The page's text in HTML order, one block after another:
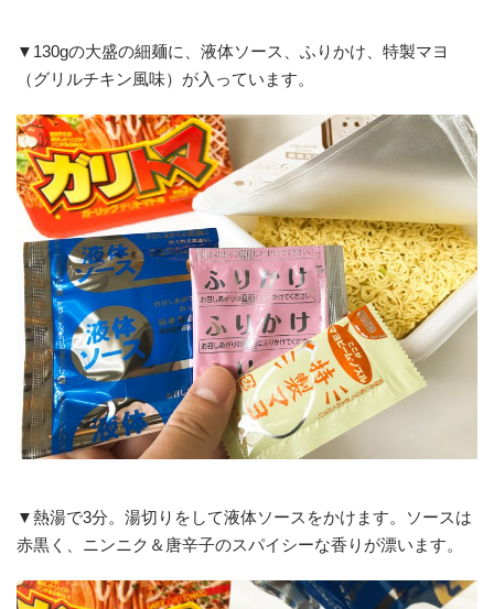
▼130gの大盛の細麺に、液体ソース、ふりかけ、特製マヨ
（グリルチキン風味）が入っています。
▼熱湯で3分。湯切りをして液体ソースをかけます。ソースは
赤黒く、ニンニク＆唐辛子のスパイシーな香りが漂います。